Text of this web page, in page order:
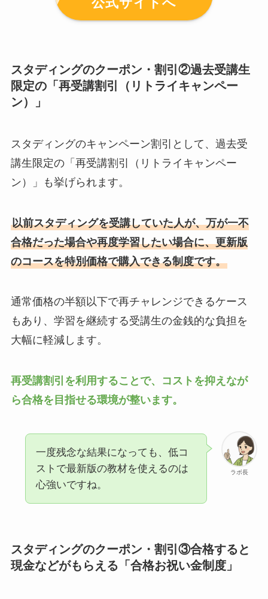
スタディングのクーポン・割引②過去受講生
限定の「再受講割引（リトライキャンペー
ン）」
スタディングのキャンペーン割引として、過去受
講生限定の「再受講割引（リトライキャンペー
ン）」も挙げられます。
以前スタディングを受講していた人が、万が一不
合格だった場合や再度学習したい場合に、更新版
のコースを特別価格で購入できる制度です。
通常価格の半額以下で再チャレンジできるケース
もあり、学習を継続する受講生の金銭的な負担を
大幅に軽減します。
再受講割引を利用することで、コストを抑えなが
ら合格を目指せる環境が整います。
ラボ長
一度残念な結果になっても、低コ
ストで最新版の教材を使えるのは
心強いですね。
スタディングのクーポン・割引③合格すると
現金などがもらえる「合格お祝い金制度」